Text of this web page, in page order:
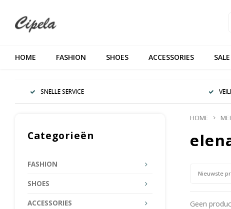
HOME FASHION SHOES ACCESSORIES SALE
SNELLE SERVICE
Categorieën
FASHION
SHOES
ACCESSORIES
HOME
Nieuwste
Geen